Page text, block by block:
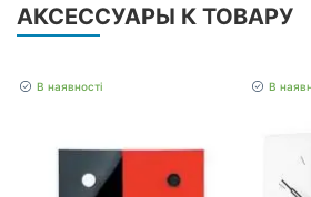
АКСЕССУАРЫ К ТОВАРУ
В наявності В